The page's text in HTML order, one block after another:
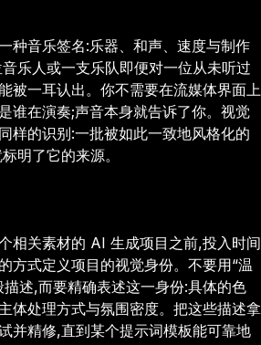
种音乐签名:乐器、和声、速度与制作
乐人或一支乐队即便对一位从未听过
被一耳认出。你不需要在流媒体界面上
谁在演奏;声音本身就告诉了你。视觉
样的识别:一批被如此一致地风格化的
明了它的来源。
相关素材的 AI 生成项目之前,投入时间
方式定义项目的视觉身份。不要用“温
述,而要精确表述这一身份:具体的色
体处理方式与氛围密度。把这些描述拿
并精修,直到某个提示词模板能可靠地